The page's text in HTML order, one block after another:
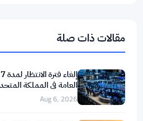
BNB
BNB
$594.50
Solana
SOL
$73.9298
XRP
XRP